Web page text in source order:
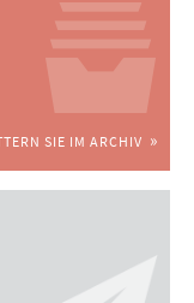
SIE IM ARCHIV